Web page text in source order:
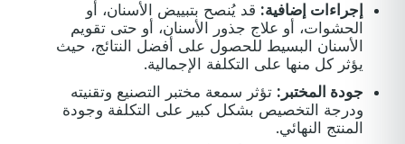
إجراءات إضافية: قد يُنصح بتبييض الأسنان، أو
الحشوات، أو علاج جذور الأسنان، أو حتى تقويم
الأسنان البسيط للحصول على أفضل النتائج، حيث
يؤثر كل منها على التكلفة الإجمالية.
جودة المختبر: تؤثر سمعة مختبر التصنيع وتقنيته
ودرجة التخصيص بشكل كبير على التكلفة وجودة
المنتج النهائي.